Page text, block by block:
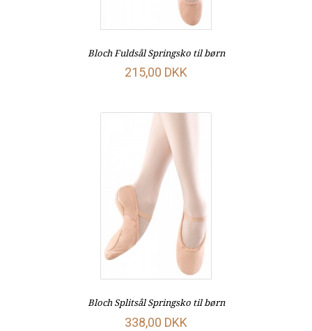
Bloch Fuldsål Springsko til børn
215,00 DKK
Bloch Splitsål Springsko til børn
338,00 DKK